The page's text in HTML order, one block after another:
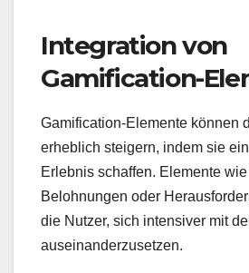
Integration von
Gamification-
Gamification-Elemente können
erheblich steigern, indem sie
Erlebnis schaffen. Elemente
Belohnungen oder
die Nutzer, sich intensiver mit
auseinanderzusetzen.